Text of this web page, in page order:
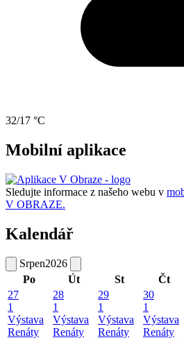
32/17 °C
Mobilní aplikace
Sledujte informace z našeho webu v
V OBRAZE.
Kalendář
Srpen2026
Po
Út St Čt
27
1
Výstava
Renáty
28
1
Výstava
Renáty
29
1
Výstava
Renáty
30
1
Výstava
Renáty